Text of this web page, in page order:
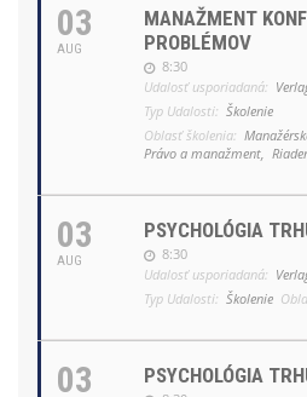
03
AUG
MANAŽMENT
PROBLÉMOV
8:30
Udalosť usporiadaná:
Typ Udalosti: Školenie
Oblasť školenia:
Právo a manažment,
03
AUG
PSYCHOLÓGIA
8:30
Udalosť usporiadaná:
Typ Udalosti: Školenie
03 PSYCHOLÓGIA